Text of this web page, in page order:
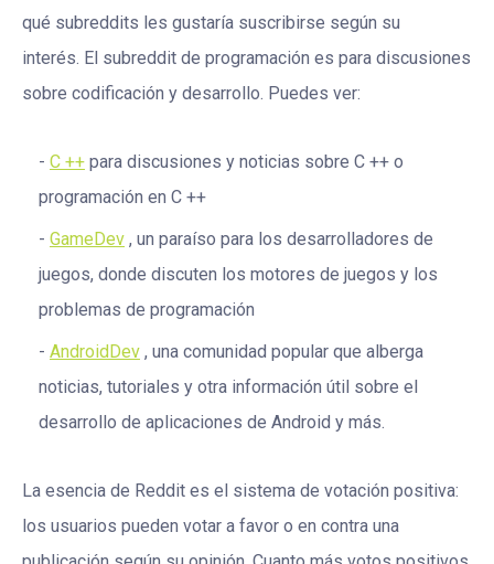
qué subreddits les gustaría suscribirse según su
interés. El subreddit de programación es para discusiones
sobre codificación y desarrollo. Puedes ver:
C ++ para discusiones y noticias sobre C ++ o
programación en C ++
GameDev , un paraíso para los desarrolladores de
juegos, donde discuten los motores de juegos y los
problemas de programación
AndroidDev , una comunidad popular que alberga
noticias, tutoriales y otra información útil sobre el
desarrollo de aplicaciones de Android y más.
La esencia de Reddit es el sistema de votación positiva:
los usuarios pueden votar a favor o en contra una